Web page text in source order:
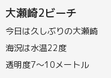
大瀬崎2ビーチ
今日は久しぶりの大瀬崎
海況は水温22度
透明度7～10メートル